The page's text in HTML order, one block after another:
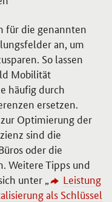
für die genannten
an, um
So lassen
Mobilität
häufig durch
ersetzen.
Optimierung der
sind die
oder die
Weitere Tipps und
unter „
Leistung
als Schlüssel